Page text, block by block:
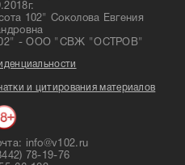
102" Соколова Евгения
- ООО "СВЖ "ОСТРОВ"
и цитирования материалов
info@v102.ru
78-19-76